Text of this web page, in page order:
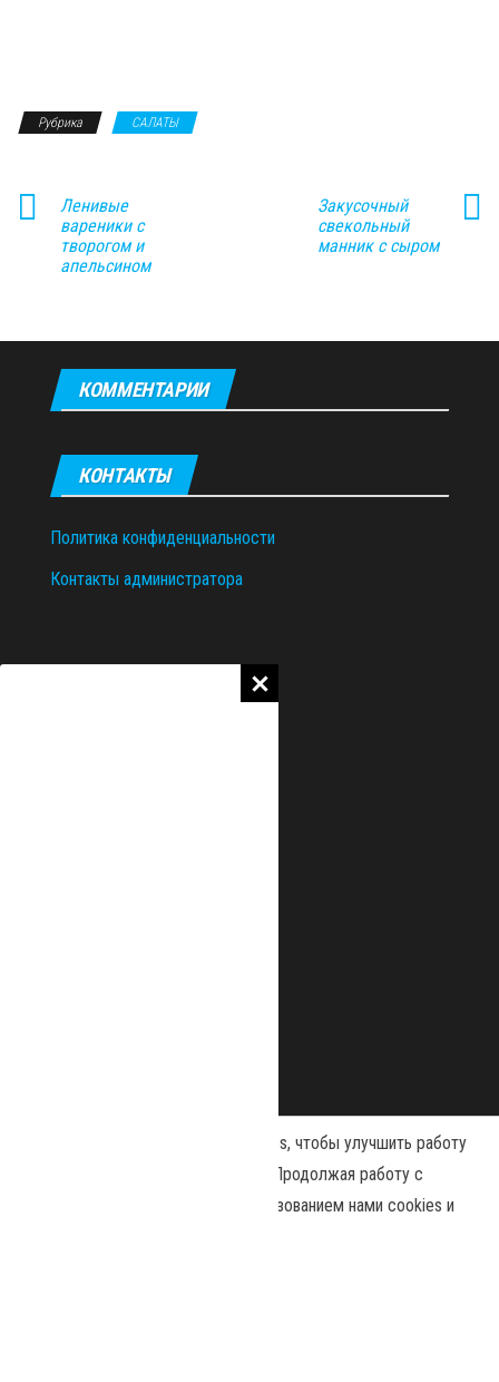
Рубрика САЛАТЫ
Ленивые
вареники с
творогом и
апельсином
Закусочный
свекольный
манник с сыром
КОММЕНТАРИИ
КОНТАКТЫ
Политика конфиденциальности
Контакты администратора
Наш сайт использует файлы cookies, чтобы улучшить работу
и повысить эффективность сайта. Продолжая работу с
сайтом, вы соглашаетесь с использованием нами cookies и